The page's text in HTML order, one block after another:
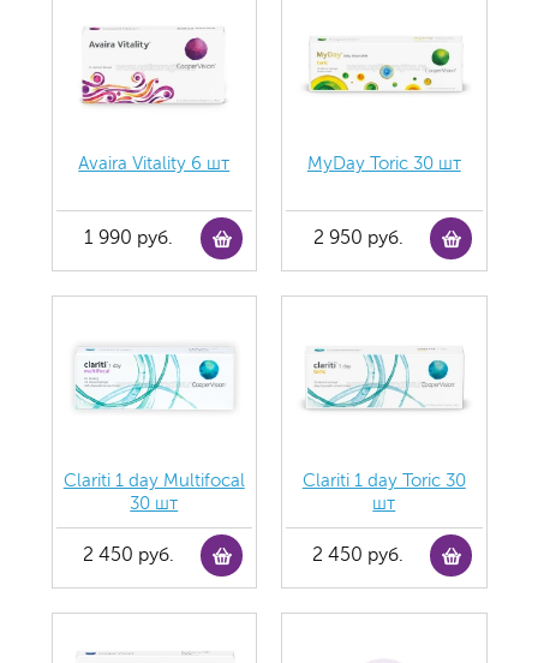
Avaira Vitality 6 шт
1 990 руб.
MyDay Toric 30 шт
2 950 руб.
Clariti 1 day Multifocal
30 шт
2 450 руб.
Clariti 1 day Toric 30
шт
2 450 руб.